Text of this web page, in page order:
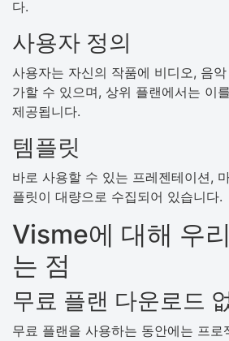
다.
사용자 정의
사용자는 자신의 작품에 비디오, 음
가할 수 있으며, 상위 플랜에서는 이
제공됩니다.
템플릿
바로 사용할 수 있는 프레젠테이션,
플릿이 대량으로 수집되어 있습니다.
Visme에 대해 우
는 점
무료 플랜 다운로드
무료 플랜을 사용하는 동안에는 프로